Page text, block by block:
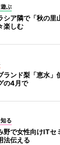
ぶ
シア隣で「秋の
楽しむ
ランド梨「恵水」
の4月で
る
野で女性向けITセ
法伝える